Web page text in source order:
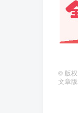
© 版
文章